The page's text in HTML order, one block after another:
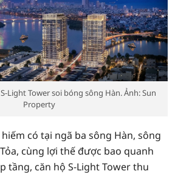
Light Tower soi bóng sông Hàn. Ảnh: Sun
Property
có tại ngã ba sông Hàn, sông
cùng lợi thế được bao quanh
tầng, căn hộ S-Light Tower thu